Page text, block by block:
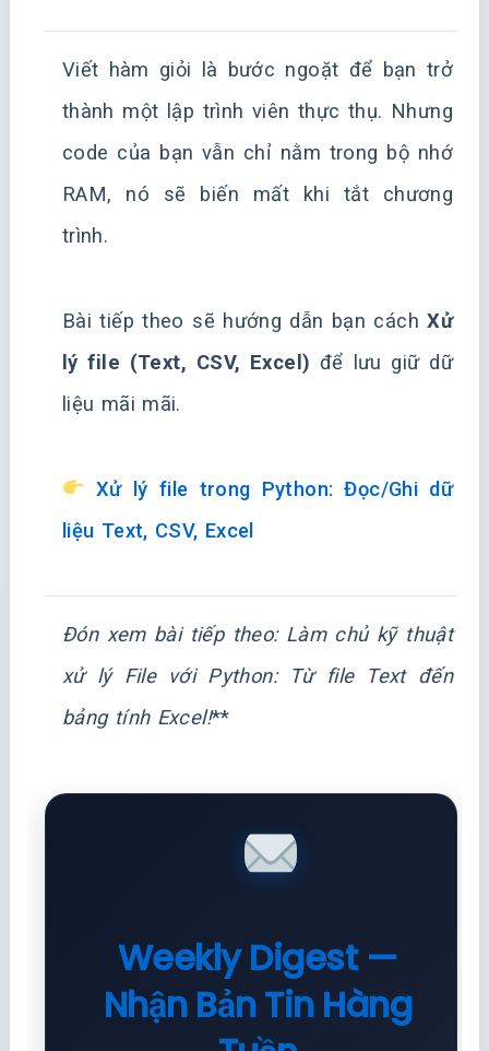
Viết hàm giỏi là bước ngoặt để bạn trở
thành một lập trình viên thực thụ. Nhưng
code của bạn vẫn chỉ nằm trong bộ nhớ
RAM, nó sẽ biến mất khi tắt chương
trình.
Bài tiếp theo sẽ hướng dẫn bạn cáchXử
lý file (Text, CSV, Excel) để lưu giữ dữ
liệu mãi mãi.
Xử lý file trong Python: Đọc/Ghi dữ
liệu Text, CSV, Excel
Đón xem bài tiếp theo: Làm chủ kỹ thuật
xử lý File với Python: Từ file Text đến
bảng tính Excel!**
Weekly Digest —
Nhận Bản Tin Hàng